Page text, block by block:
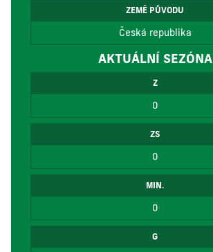
ZEMĚ PŮVODU
Česká republika
AKTUÁLNÍ SEZÓNA
Z
0
ZS
0
MIN.
0
G